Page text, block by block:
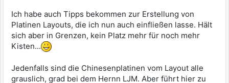
Ich habe auch Tipps bekommen zur Erstellung von
Platinen Layouts, die ich nun auch einfließen lasse. Hält
sich aber in Grenzen, kein Platz mehr für noch mehr
Kisten...
Jedenfalls sind die Chinesenplatinen vom Layout alle
grauslich, grad bei dem Hernn LJM. Aber führt hier zu